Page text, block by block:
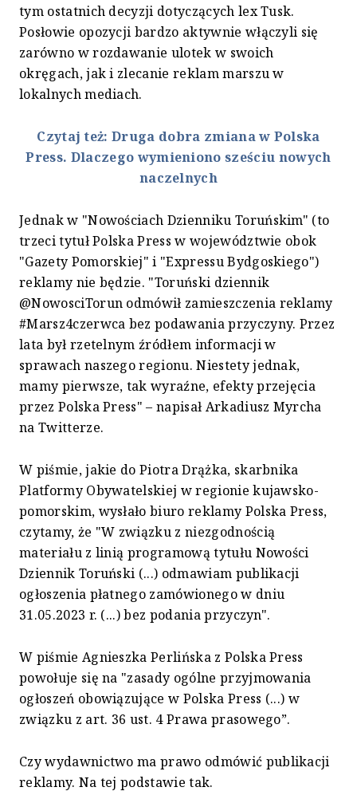
tym ostatnich decyzji dotyczących lex Tusk.
Posłowie opozycji bardzo aktywnie włączyli się
zarówno w rozdawanie ulotek w swoich
okręgach, jak i zlecanie reklam marszu w
lokalnych mediach.
Czytaj też: Druga dobra zmiana w Polska
Press. Dlaczego wymieniono sześciu nowych
naczelnych
Jednak w "Nowościach Dzienniku Toruńskim" (to
trzeci tytuł Polska Press w województwie obok
"Gazety Pomorskiej" i "Expressu Bydgoskiego")
reklamy nie będzie. "Toruński dziennik
@NowosciTorun odmówił zamieszczenia reklamy
#Marsz4czerwca bez podawania przyczyny. Przez
lata był rzetelnym źródłem informacji w
sprawach naszego regionu. Niestety jednak,
mamy pierwsze, tak wyraźne, efekty przejęcia
przez Polska Press" – napisał Arkadiusz Myrcha
na Twitterze.
W piśmie, jakie do Piotra Drążka, skarbnika
Platformy Obywatelskiej w regionie kujawsko-
pomorskim, wysłało biuro reklamy Polska Press,
czytamy, że "W związku z niezgodnością
materiału z linią programową tytułu Nowości
Dziennik Toruński (...) odmawiam publikacji
ogłoszenia płatnego zamówionego w dniu
31.05.2023 r. (...) bez podania przyczyn".
W piśmie Agnieszka Perlińska z Polska Press
powołuje się na "zasady ogólne przyjmowania
ogłoszeń obowiązujące w Polska Press (...) w
związku z art. 36 ust. 4 Prawa prasowego”.
Czy wydawnictwo ma prawo odmówić publikacji
reklamy. Na tej podstawie tak.